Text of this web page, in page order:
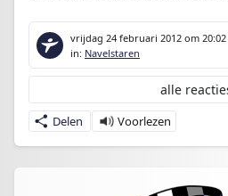
vrijdag 24 februari 2012 om
in: Navelstaren
Delen
alle